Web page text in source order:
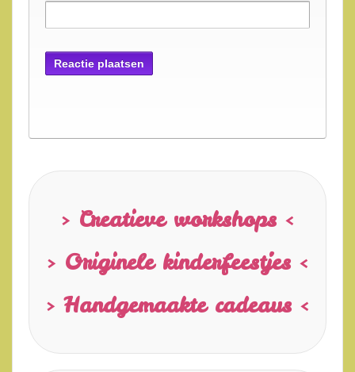
> Creatieve workshops <
> Originele kinderfeestjes <
> Handgemaakte cadeaus <